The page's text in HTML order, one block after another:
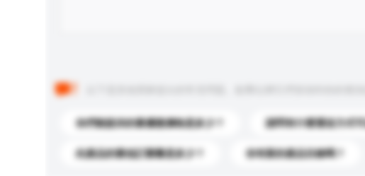
你們能提供的最優惠價格是多少？ 請問有什麼運送方式可
此產品的最低訂購量是多少？ 你有新的產品目錄嗎？